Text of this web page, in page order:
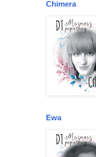
Chimera
Ewa